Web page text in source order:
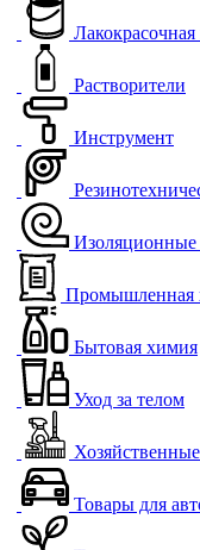
Растворители
Инструмент
Изоляционные
Промышленная
Бытовая химия
Уход за телом
Товары для